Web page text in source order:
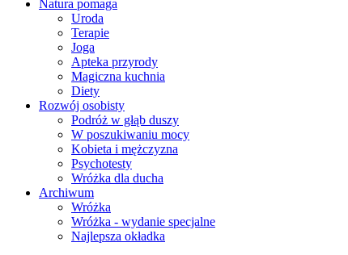
Natura pomaga
Uroda
Terapie
Joga
Apteka przyrody
Magiczna kuchnia
Diety
Rozwój osobisty
Podróż w głąb duszy
W poszukiwaniu mocy
Kobieta i mężczyzna
Psychotesty
Wróżka dla ducha
Archiwum
Wróżka
Wróżka - wydanie specjalne
Najlepsza okładka